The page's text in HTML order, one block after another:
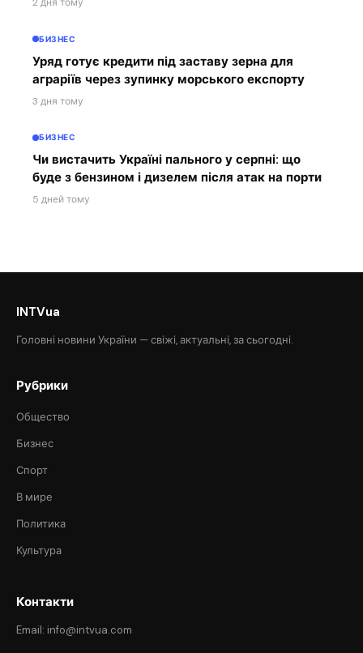
2 дня тому
БИЗНЕС
Уряд готує кредити під заставу зерна для
аграріїв через зупинку морського експорту
3 дня тому
БИЗНЕС
Чи вистачить Україні пального у серпні: що
буде з бензином і дизелем після атак на порти
5 дней тому
INTVua
Головні новини України — свіжі, актуальні, за сьогодні.
Рубрики
Общество
Бизнес
Спорт
В мире
Политика
Культура
Контакти
Email: info@intvua.com